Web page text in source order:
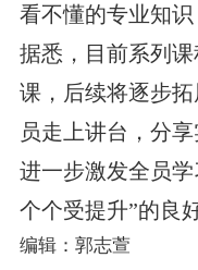
看不懂的专业知
据悉，目前系列
课，后续将逐步
员走上讲台，分
进一步激发全员学
个个受提升”的良
编辑：郭志萱